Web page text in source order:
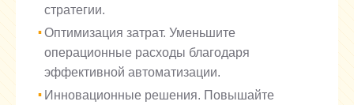
стратегии.
Оптимизация затрат. Уменьшите
операционные расходы благодаря
эффективной автоматизации.
Инновационные решения. Повышайте